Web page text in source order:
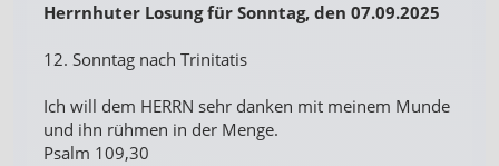
Herrnhuter Losung für Sonntag, den 07.09.2025
12. Sonntag nach Trinitatis
Ich will dem HERRN sehr danken mit meinem Munde
und ihn rühmen in der Menge.
Psalm 109,30